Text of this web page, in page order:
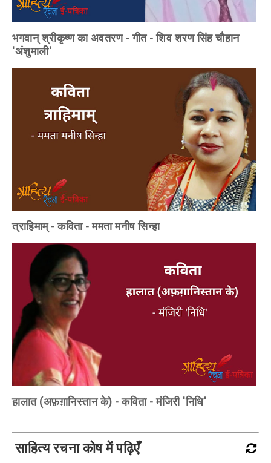
भगवान् श्रीकृष्ण का अवतरण - गीत - शिव शरण सिंह चौहान
'अंशुमाली'
त्राहिमाम् - कविता - ममता मनीष सिन्हा
हालात (अफ़ग़ानिस्तान के) - कविता - मंजिरी 'निधि'
साहित्य रचना कोष में पढ़िएँ